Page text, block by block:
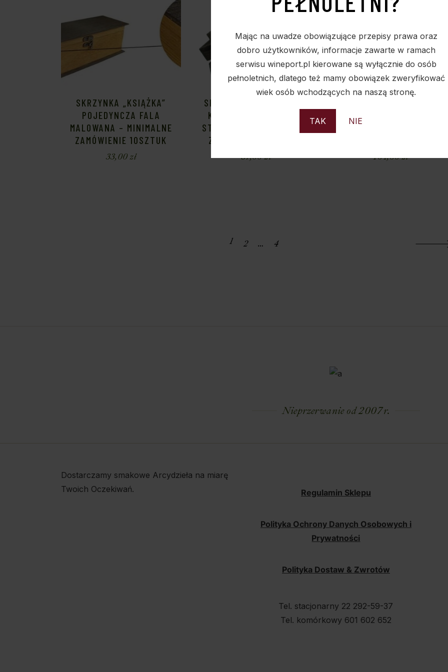
Mając na uwadze obowiązujące przepisy prawa oraz
dobro użytkowników, informacje zawarte w ramach
serwisu wineport.pl kierowane są wyłącznie do osób
pełnoletnich, dlatego też mamy obowiązek zweryfikować
wiek osób wchodzących na naszą stronę.
TAK NIE
SKRZYNKA „KSIĄŻKA”
POJEDYNCZA FALA
MALOWANA – MINIMALNE
ZAMÓWIENIE 10SZTUK
33,00zł
SKRZYNKA DREWNIANA –
KUFEREK Z OKUCIAMI –
STARY N 359 -MINIMALNE
ZAMÓWIENIE 10 SZTUK
87,00zł
KUFEREK ZE
– STARY N 236 -
104,00zł
1 2 … 4
Nieprzerwanie od 2007 r.
Dostarczamy smakowe Arcydzieła na miarę
Twoich Oczekiwań.
Regulamin Sklepu
Polityka Ochrony Danych Osobowych i
Prywatności
Polityka Dostaw & Zwrotów
Tel. stacjonarny 22 292-59-37
Tel. komórkowy 601 602 652